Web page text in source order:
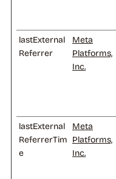
lastExternal
Referrer
Meta
Platforms,
Inc.
lastExternal
ReferrerTim
e
Meta
Platforms,
Inc.